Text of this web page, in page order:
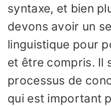
syntaxe, et bien
devons avoir un
linguistique pour
et être compris. Il
processus de
qui est important